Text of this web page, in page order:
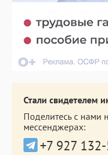
Стали свидетелем
Поделитесь с нами
мессенджерах:
+7 927